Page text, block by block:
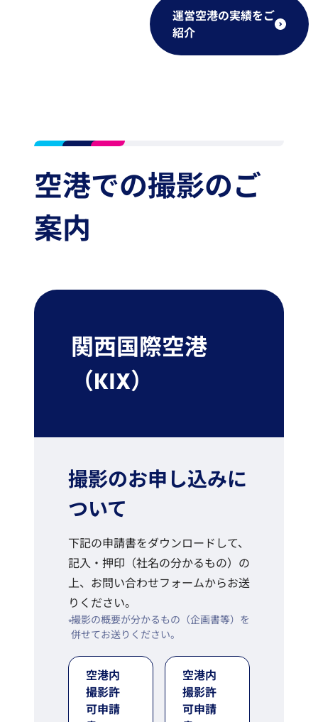
運営空港の実績をご
紹介
空港での撮影のご
案内
関西国際空港
（KIX）
撮影のお申し込みに
ついて
下記の申請書をダウンロードして、
記入・押印（社名の分かるもの）の
上、お問い合わせフォームからお送
りください。
撮影の概要が分かるもの（企画書等）を
併せてお送りください。
空港内
撮影許
可申請
空港内
撮影許
可申請